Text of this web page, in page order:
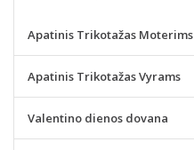
Apatinis Trikotažas Moterims
Apatinis Trikotažas Vyrams
Valentino dienos dovana